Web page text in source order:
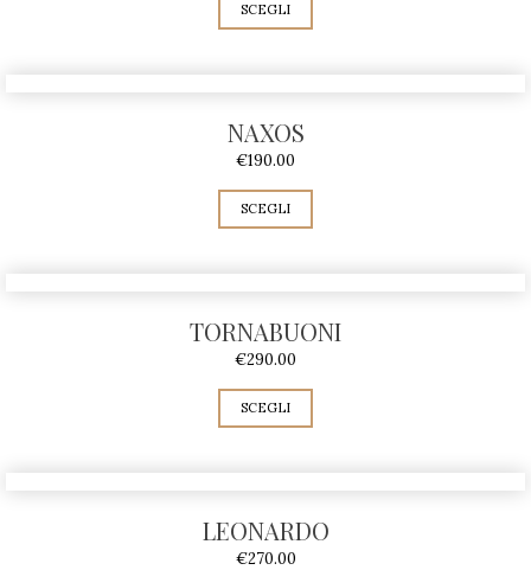
SCEGLI
NAXOS
€190.00
SCEGLI
TORNABUONI
€290.00
SCEGLI
LEONARDO
€270.00